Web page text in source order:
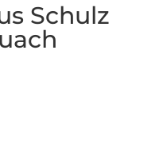
Schulz